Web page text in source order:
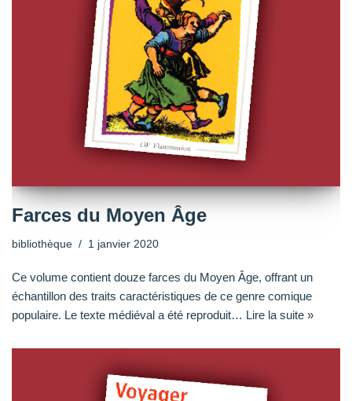
Farces du Moyen Âge
bibliothèque 1 janvier 2020
Ce volume contient douze farces du Moyen Âge, offrant un
échantillon des traits caractéristiques de ce genre comique
populaire. Le texte médiéval a été reproduit… Lire la suite »